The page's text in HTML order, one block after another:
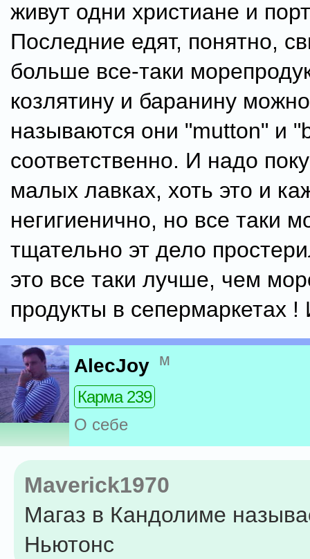
живут одни христиане и
Последние едят, понятно,
больше все-таки
козлятину и баранину
называются они "mutton" и
соответственно. И надо
малых лавках, хоть это и
негигиенично, но все таки
тщательно эт дело
это все таки лучше, чем
продукты в сепермаркетах
AlecJoy м
Карма 239
О себе
Maverick1970
Магаз в Кандолиме
Ньютонс